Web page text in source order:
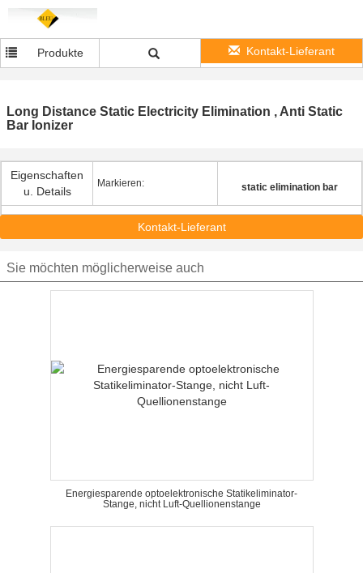
Produkte Kontakt-Lieferant
Long Distance Static Electricity Elimination , Anti Static
Bar Ionizer
Eigenschaften
u. Details
Markieren: static elimination bar
Kontakt-Lieferant
Sie möchten möglicherweise auch
Energiesparende optoelektronische Statikeliminator-
Stange, nicht Luft-Quellionenstange